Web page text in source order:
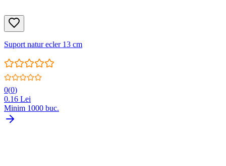
Suport natur ecler 13 cm
0(0)
0.16 Lei
Minim 1000 buc.